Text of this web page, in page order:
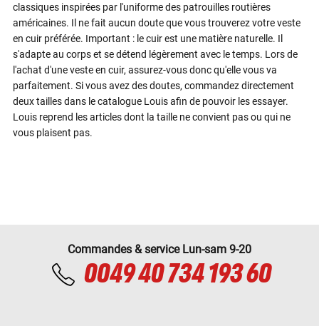
classiques inspirées par l'uniforme des patrouilles routières
américaines. Il ne fait aucun doute que vous trouverez votre veste
en cuir préférée. Important : le cuir est une matière naturelle. Il
s'adapte au corps et se détend légèrement avec le temps. Lors de
l'achat d'une veste en cuir, assurez-vous donc qu'elle vous va
parfaitement. Si vous avez des doutes, commandez directement
deux tailles dans le catalogue Louis afin de pouvoir les essayer.
Louis reprend les articles dont la taille ne convient pas ou qui ne
vous plaisent pas.
Commandes & service Lun-sam 9-20
0049 40 734 193 60